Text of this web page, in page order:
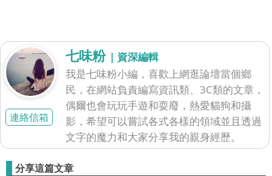
連絡信箱
七味粉 | 資深編輯
我是七味粉小編，喜歡上網逛論壇當個鄉
民，在網站負責編寫資訊類、3C類的文章，
偶爾也會玩玩手遊和耍廢，熱愛貓狗和攝
影，希望可以嘗試各式各樣的領域並且透過
文字的魔力和大家分享我的親身經歷。
分享這篇文章